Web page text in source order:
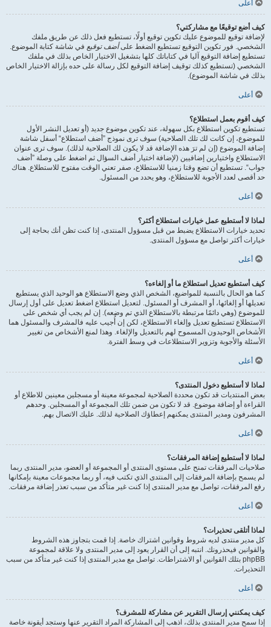
أعلى
كيف أضع توقيعًا مع مشاركتي؟
لإضافة توقيع للموضوع عليك تكوين توقيع أولًا، تستطيع فعل ذلك عن طريق ملفك
الشخصي. فور تكوين التوقيع تستطيع الضغط علىأضف توقيع في شاشة كتابة الموضوع.
تستطيع إضافة التوقيع آليا في كتاباتك كلها بتشغيل الاختيار الخاص بذلك في ملفك
الشخصي (تستطيع كذلك توقيف إضافة التوقيع لكل رسالة على حده بإزالة الاختيار الخاص
بذلك في شاشة الموضوع).
أعلى
كيف أقوم بعمل استطلاع؟
تستطيع تكوين استطلاع بكل سهولة، عند تكوين موضوع جديد (أو تعديل النشر الأول
للموضوع، إن كانت لك تلك الصلاحية) سوف ترى نموذج ”أضف استطلاع“ أسفل شاشة
إضافة الموضوع (إن لم ترَ هذه الإضافة قد لا يكون لك الصلاحية لذلك). سوف ترى عنوان
الاستطلاع واختيارين إضافيين (لإضافة اختيار أضف السؤال ثم اضغط على وصلة ”أضف
جواب“. تستطيع أن تضع وقتا زمنيا للاستطلاع، صفر تعني الوقت مفتوح للاستطلاع. هناك
حد أقصى لعدد الأجوبة للاستطلاع، وهو يحدد من المسئول.
أعلى
لماذا لا أستطيع عمل خيارات استطلاع أكثر؟
تحديد خيارات الاستطلاع يضبط من قبل مسؤول المنتدى، إذا كنت تظن أنك بحاجة إلى
خيارات أكثر تواصل مع مسؤول المنتدى.
أعلى
كيف أستطيع تعديل استطلاع ما أو إلغاءه؟
كما هو الحال بالنسبة للمواضيع، الشخص الذي وضع الاستطلاع هو الوحيد الذي يستطيع
تعديلها أو إلغائها، أو المشرف أو المسئول. لتعديل استطلاع اضغط تعديل على أول إرسال
للموضوع (وهي دائمًا مرتبطة بالاستطلاع الذي تم وضعه). إن لم يجب أي شخص على
الاستطلاع تستطيع تعديل وإلغاء الاستطلاع، لكن إن أُجيب عليه فالمشرف والمسئول هما
الأشخاص الوحيدون المسموح لهم بالتعديل والإلغاء. وهذا لمنع الأشخاص من تغيير
الأسئلة والأجوبة وتزوير الاستطلاعات في وسط الفترة.
أعلى
لماذا لا أستطيع دخول المنتدى؟
بعض المنتديات قد تكون محددة الصلاحية لمجموعة معينة أو مسجلين معينين للاطلاع أو
القراءة أو إضافة موضوع. قد لا تكون من ضمن تلك المجموعة أو المسجلين. وحدهم
المشرفون ومدير المنتدى يمكنهم إعطاؤك الصلاحية لذلك. عليك الاتصال بهم.
أعلى
لماذا لا أستطيع إضافة المرفقات؟
صلاحيات المرفقات تمنح على مستوى المنتدى أو المجموعة أو العضو، مدير المنتدى ربما
لم يسمح بإضافة المرفقات إلى المنتدى الذي تكتب فيه، أو ربما مجموعات معينة بإمكانها
رفع المرفقات، تواصل مع مدير المنتدى إذا كنت غير متأكد من سبب تعذر إضافة مرفقات.
أعلى
لماذا أتلقى تحذيرات؟
كل مدير منتدى لديه شروط وقوانين اشتراك خاصة. إذا قمت بتجاوز هذه الشروط
والقوانين فيحذرونك. انتبه إلى أن القرار يعود إلى مدير المنتدى ولا علاقة لمجموعة
phpBB بتلك القوانين أو الاشتراطات. تواصل مع مدير المنتدى إذا كنت غير متأكد من سبب
التحذيرات.
أعلى
كيف يمكنني إرسال التقرير عن مشاركة للمشرف؟
إذا سمح مدير المنتدى بذلك، اذهب إلى المشاركة المراد التقرير عنها وستجد أيقونة خاصة